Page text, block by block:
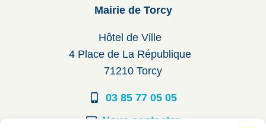
Mairie de Torcy
Hôtel de Ville
4 Place de La République
71210 Torcy
03 85 77 05 05
Nous contacter